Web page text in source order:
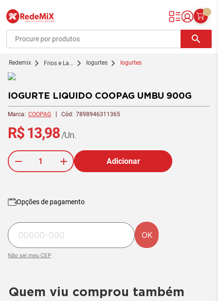
Redemix – Supermercado Online
search
redemix Frios e La... Iogurtes Iogurtes
IOGURTE LIQUIDO COOPAG UMBU 900G
Marca: COOPAG Cód: 7898946311365
R$ 13,98 /Un.
Adicionar
Opções de pagamento
OK
Não sei meu CEP
Quem viu comprou também